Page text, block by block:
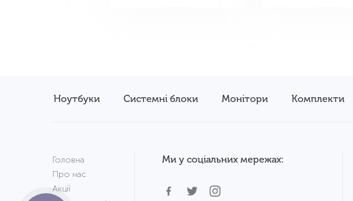
Ноутбуки Системні блоки Монітори Комплекти
Головна
Про нас
Акції
Ми у соціальних мережах: